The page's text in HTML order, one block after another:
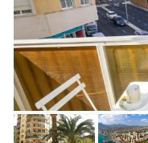
læ...